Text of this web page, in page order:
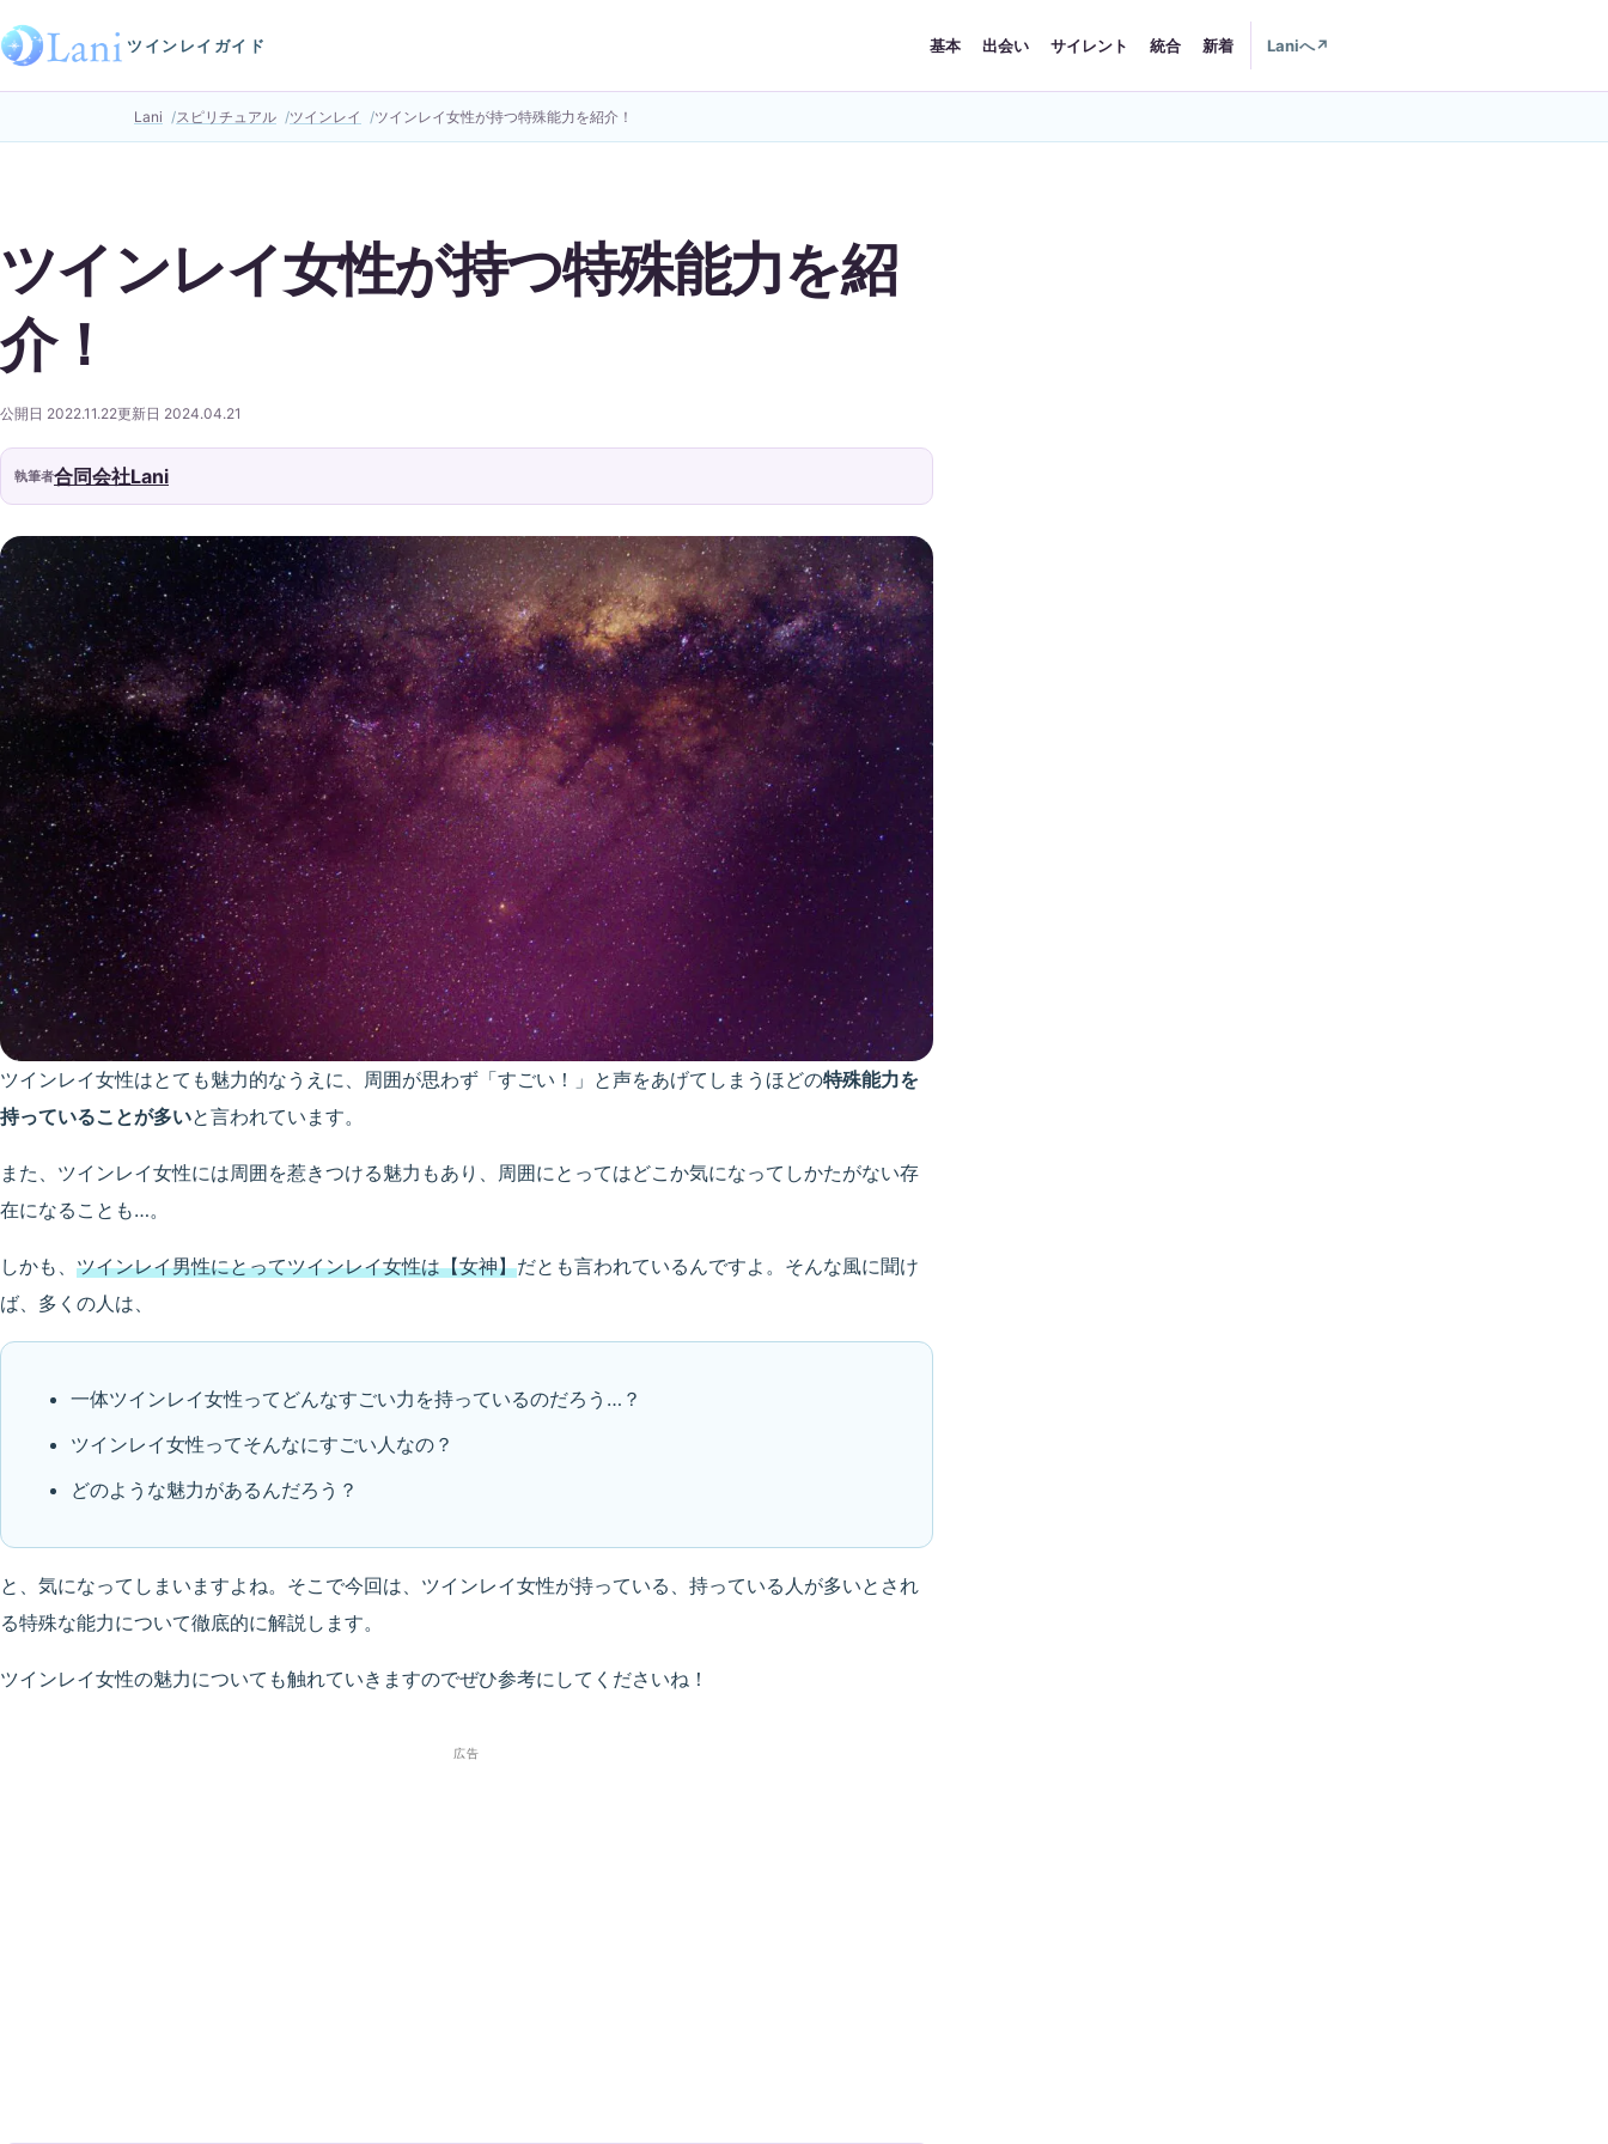
ツインレイガイド 基本 出会い サイレント 統合 新着 Laniへ↗
Lani スピリチュアル ツインレイ ツインレイ女性が持つ特殊能力を紹介！
ツインレイ女性が持つ特殊能力を紹
介！
公開日 2022.11.22更新日 2024.04.21
執筆者合同会社Lani
ツインレイ女性はとても魅力的なうえに、周囲が思わず「すごい！」と声をあげてしまうほどの特殊能力を
持っていることが多いと言われています。
また、ツインレイ女性には周囲を惹きつける魅力もあり、周囲にとってはどこか気になってしかたがない存
在になることも…。
しかも、 ツインレイ男性にとってツインレイ女性は【女神】だとも言われているんですよ。そんな風に聞け
ば、多くの人は、
一体ツインレイ女性ってどんなすごい力を持っているのだろう…？
ツインレイ女性ってそんなにすごい人なの？
どのような魅力があるんだろう？
と、気になってしまいますよね。そこで今回は、ツインレイ女性が持っている、持っている人が多いとされ
る特殊な能力について徹底的に解説します。
ツインレイ女性の魅力についても触れていきますのでぜひ参考にしてくださいね！
広告